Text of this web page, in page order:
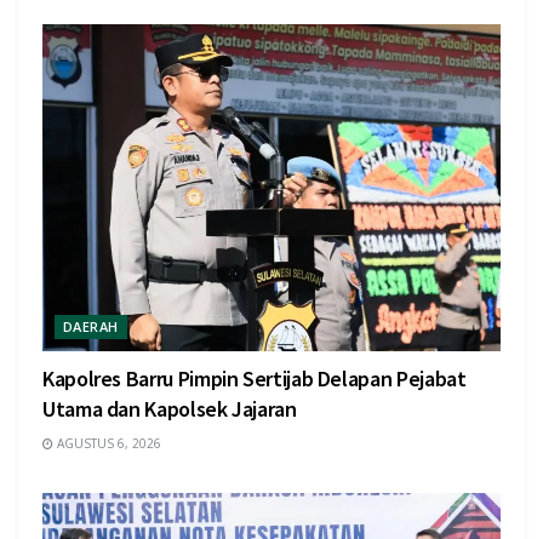
DAERAH
Kapolres Barru Pimpin Sertijab Delapan Pejabat
Utama dan Kapolsek Jajaran
AGUSTUS 6, 2026